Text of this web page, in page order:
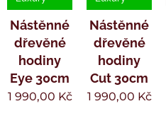
Nástěnné
dřevěné
hodiny
Eye 30cm
1 990,00 Kč
Nástěnné
dřevěné
hodiny
Cut 30cm
1 990,00 Kč